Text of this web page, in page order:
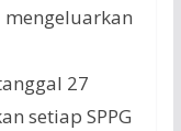
mengeluarkan
27
setiap SPPG